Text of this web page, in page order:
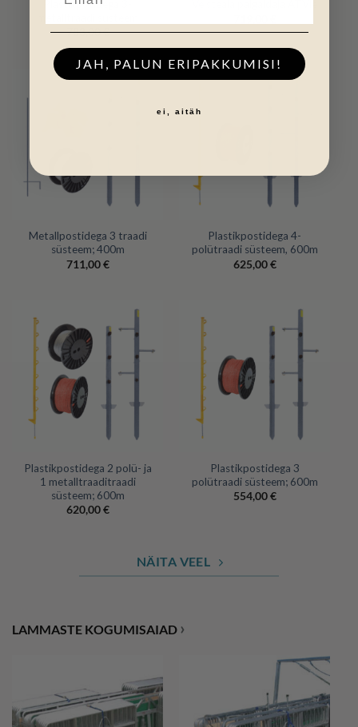
Plastikpotidega 3-
783,00€
Metallpostidega 3 traadi
süsteem; 400m
711,00€
Plastikpostidega 4-
polütraadi süsteem, 600m
625,00€
Plastikpostidega 2 polü- ja
1 metalltraaditraadi
süsteem; 600m
620,00€
Plastikpostidega 3
polütraadi süsteem; 600m
554,00€
NÄITA VEEL
LAMMASTE KOGUMISAIAD ›
JAH, PALUN ERIPAKKUMISI!
ei, aitäh